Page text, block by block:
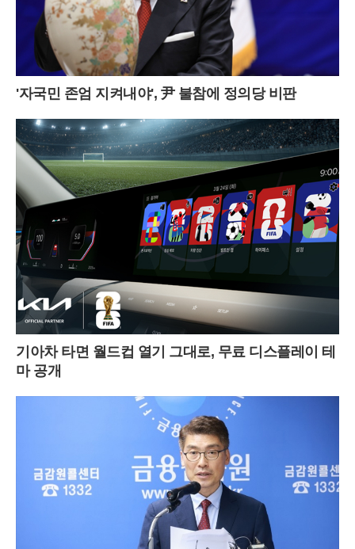
'자국민 존엄 지켜내야', 尹 불참에 정의당 비판
기아차 타면 월드컵 열기 그대로, 무료 디스플레이 테
마 공개